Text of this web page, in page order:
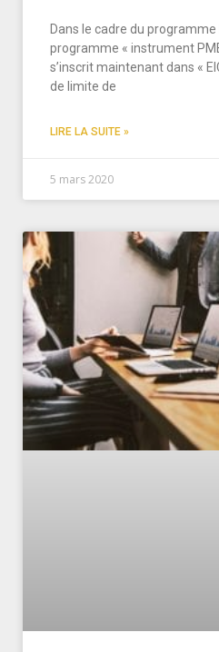
Dans le cadre du
programme « instrument
s’inscrit maintenant dans «
de limite de
LIRE LA SUITE »
5 mars 2020